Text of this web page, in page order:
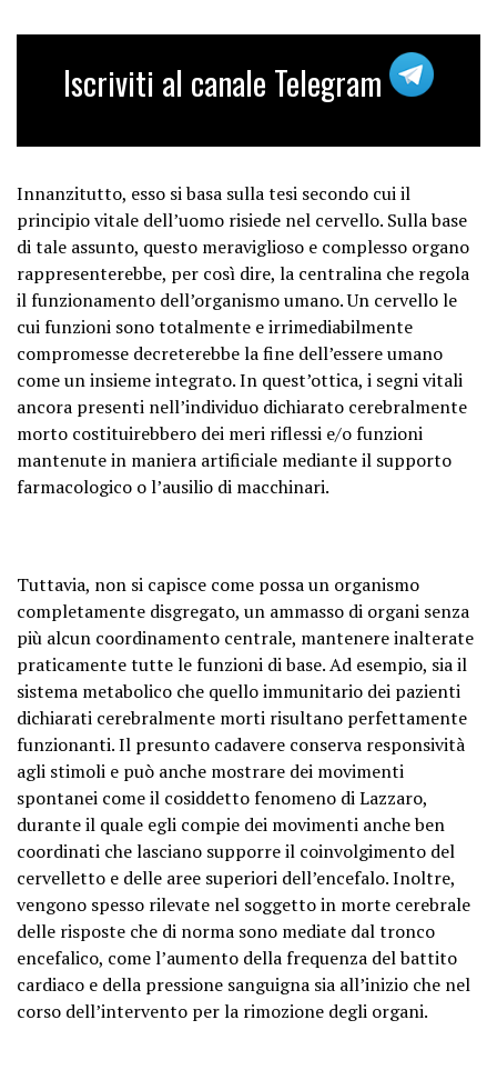
Iscriviti al canale Telegram
Innanzitutto, esso si basa sulla tesi secondo cui il
principio vitale dell’uomo risiede nel cervello. Sulla base
di tale assunto, questo meraviglioso e complesso organo
rappresenterebbe, per così dire, la centralina che regola
il funzionamento dell’organismo umano. Un cervello le
cui funzioni sono totalmente e irrimediabilmente
compromesse decreterebbe la fine dell’essere umano
come un insieme integrato. In quest’ottica, i segni vitali
ancora presenti nell’individuo dichiarato cerebralmente
morto costituirebbero dei meri riflessi e/o funzioni
mantenute in maniera artificiale mediante il supporto
farmacologico o l’ausilio di macchinari.
Tuttavia, non si capisce come possa un organismo
completamente disgregato, un ammasso di organi senza
più alcun coordinamento centrale, mantenere inalterate
praticamente tutte le funzioni di base. Ad esempio, sia il
sistema metabolico che quello immunitario dei pazienti
dichiarati cerebralmente morti risultano perfettamente
funzionanti. Il presunto cadavere conserva responsività
agli stimoli e può anche mostrare dei movimenti
spontanei come il cosiddetto fenomeno di Lazzaro,
durante il quale egli compie dei movimenti anche ben
coordinati che lasciano supporre il coinvolgimento del
cervelletto e delle aree superiori dell’encefalo. Inoltre,
vengono spesso rilevate nel soggetto in morte cerebrale
delle risposte che di norma sono mediate dal tronco
encefalico, come l’aumento della frequenza del battito
cardiaco e della pressione sanguigna sia all’inizio che nel
corso dell’intervento per la rimozione degli organi.